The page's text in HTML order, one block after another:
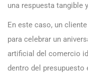
una respuesta tangible
En este caso, un
para celebrar un
artificial del comercio
dentro del presupuesto